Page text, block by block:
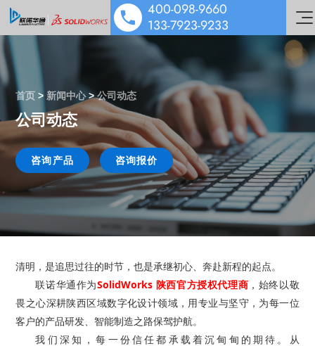
SOLIDWORKS 设计
多学科仿真
数据管理协作
机电协同一体化
技术服务
工业设备解决方案
医疗器械解决方案
泵阀行业解决方案
能源与材料解决方案
行业解决方案&应用案例
技术交流
公司介绍
就业机会
400-098-9660
133-7923-9233
首页 > 新闻中心>公司动态
公司动态
咨询产品 咨询报价
清明，是追思过往的时节，也是承继初心、奔赴新程的起点。
联诺华通作为SolidWorks 陕西官方授权代理商 ，始终以敬
畏之心深耕陕西区域数字化设计领域，用专业与坚守，为每一位
客户的产品研发、智能制造之路保驾护航。
我们深知，每一份信任都承载着沉甸甸的期待。从